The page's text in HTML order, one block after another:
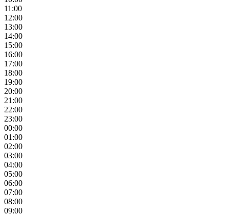
11:00
12:00
13:00
14:00
15:00
16:00
17:00
18:00
19:00
20:00
21:00
22:00
23:00
00:00
01:00
02:00
03:00
04:00
05:00
06:00
07:00
08:00
09:00